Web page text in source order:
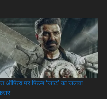
ऑफिस पर फिल्म ‘जाट’ का जलवा